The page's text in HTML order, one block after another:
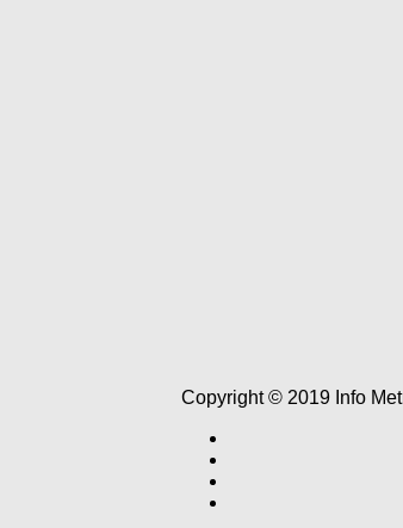
Copyright © 2019 Info